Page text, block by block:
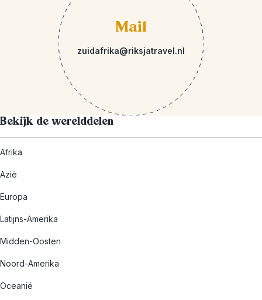
Mail
zuidafrika@riksjatravel.nl
Bekijk de werelddelen
Afrika
Azië
Europa
Latijns-Amerika
Midden-Oosten
Noord-Amerika
Oceanië